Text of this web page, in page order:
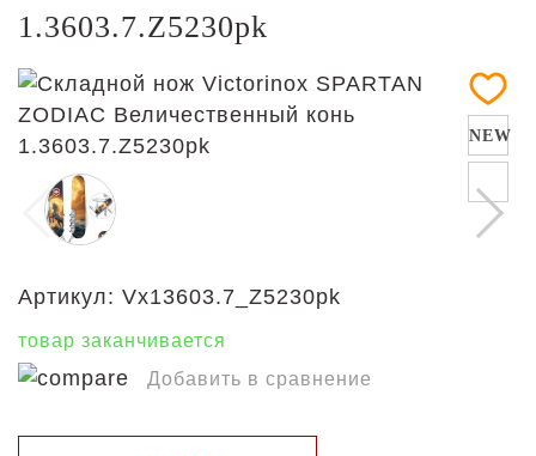
1.3603.7.Z5230pk
NEW
Артикул: Vx13603.7_Z5230pk
товар заканчивается
Добавить в сравнение